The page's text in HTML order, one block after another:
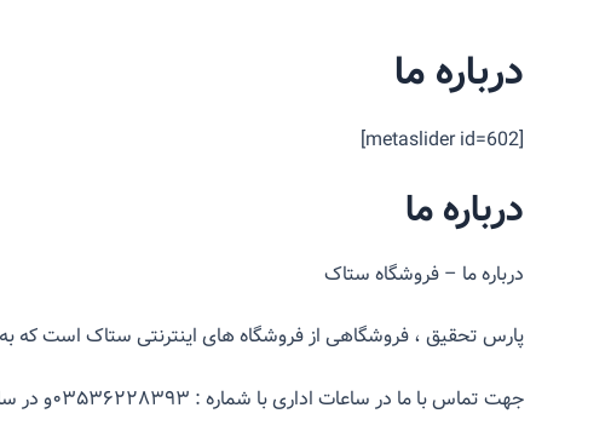
درباره ما
[metaslider id=602]
درباره ما
درباره ما – فروشگاه ستاک
پارس تحقیق ، فروشگاهی از فروشگاه های اینترنتی ستاک است که
جهت تماس با ما در ساعات اداری با شماره : ۰۳۵۳۶۲۲۸۳۹۳و در ساعات غیر اداری با شماره ۰۹۲۱۴۴۱۲۷۴۰ تماس حاصل فرمایید.